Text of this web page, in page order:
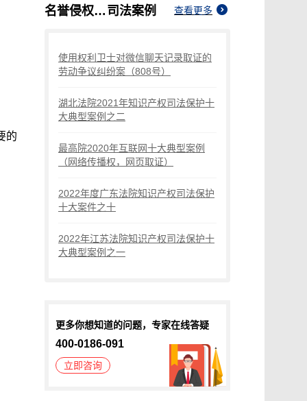
的
名誉侵权如何起诉对方 司法案例 查看更多
使用权利卫士对微信聊天记录取证的
劳动争议纠纷案（808号）
湖北法院2021年知识产权司法保护十
大典型案例之二
最高院2020年互联网十大典型案例
（网络传播权，网页取证）
2022年度广东法院知识产权司法保护
十大案件之十
2022年江苏法院知识产权司法保护十
大典型案例之一
更多你想知道的问题，专家在线答疑
400-0186-091
立即咨询